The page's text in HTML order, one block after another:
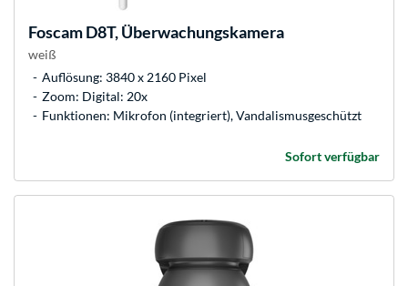
FoscamD8T, Überwachungskamera
weiß
Auflösung: 3840 x 2160 Pixel
Zoom: Digital: 20x
Funktionen: Mikrofon (integriert), Vandalismusgeschützt
Sofort verfügbar